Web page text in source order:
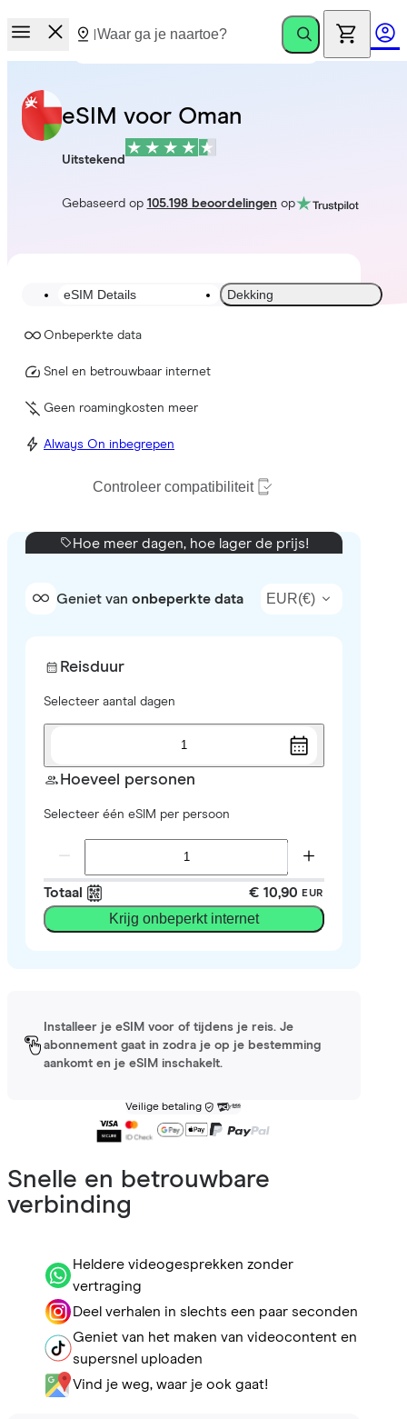
eSIM voor Oman
Uitstekend
Gebaseerd op 105.198 beoordelingen op
eSIM Details Dekking
Onbeperkte data
Snel en betrouwbaar internet
Geen roamingkosten meer
Always On inbegrepen
Controleer compatibiliteit
Hoe meer dagen, hoe lager de prijs!
Geniet van onbeperkte data EUR(€)
Reisduur
Selecteer aantal dagen
1
Hoeveel personen
Selecteer één eSIM per persoon
Totaal € 10,90 EUR
Krijg onbeperkt internet
Installeer je eSIM voor of tijdens je reis. Je
abonnement gaat in zodra je op je bestemming
aankomt en je eSIM inschakelt.
Veilige betaling
Snelle en betrouwbare
verbinding
Heldere videogesprekken zonder
vertraging
Deel verhalen in slechts een paar seconden
Geniet van het maken van videocontent en
supersnel uploaden
Vind je weg, waar je ook gaat!